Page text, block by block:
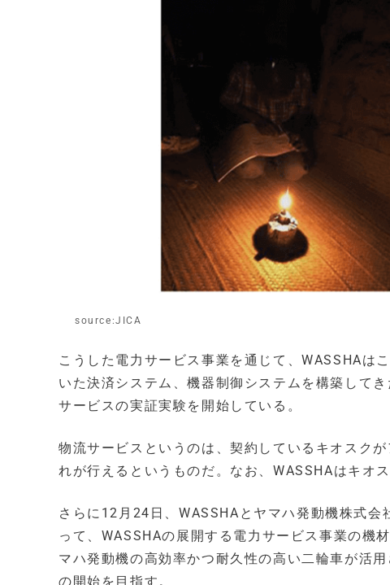
source:JICA
こうした電力サービス事業を通じて、WASSHAは
いた決済システム、機器制御システムを構築して
サービスの実証実験を開始している。
物流サービスというのは、契約しているキオスク
れが行えるというものだ。なお、WASSHAはキオ
さらに12月24日、WASSHAとヤマハ発動機株式
って、WASSHAの展開する電力サービス事業の機
マハ発動機の高効率かつ耐久性の高い二輪車が活
の開始を目指す。